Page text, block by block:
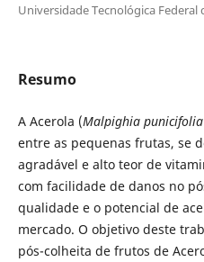
Universidade Tecnológica Federal
Resumo
A Acerola (Malpighia punicifolia
entre as pequenas frutas, se
agradável e alto teor de
com facilidade de danos no
qualidade e o potencial de
mercado. O objetivo deste
pós-colheita de frutos de